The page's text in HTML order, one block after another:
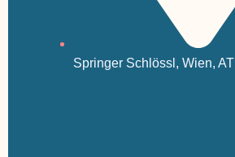
Springer Schlössl, Wien, AT